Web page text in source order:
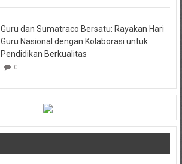
Guru dan Sumatraco Bersatu: Rayakan Hari
Guru Nasional dengan Kolaborasi untuk
Pendidikan Berkualitas
0